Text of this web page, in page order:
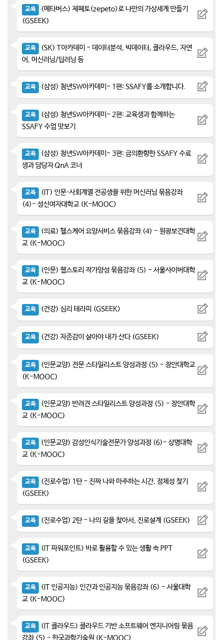
교육
(메타버스) 제페토(zepeto)로 나만의 가상세계 만들기
(GSEEK)
교육
(SK) T아카데미 - 데이터분석, 빅데이터, 클라우드, 자연
어, 머신러닝/딥러닝 등
교육 (삼성) 청년SW아카데미- 1편: SSAFY를 소개합니다.
교육
(삼성) 청년SW아카데미- 2편: 교육생과 함께하는
SSAFY 수업 맛보기
교육
(삼성) 청년SW아카데미- 3편: 금의환향한 SSAFY 수료
생과 담당자 QnA 코너
교육
(IT) 인문·사회계열 전공생을 위한 머신러닝 묶음강좌
(4)- 성신여자대학교 (K-MOOC)
교육
(의료) 헬스케어 요양서비스 묶음강좌 (4) - 원광보건대학
교 (K-MOOC)
교육
(인문) 웹스토리 작가양성 묶음강좌 (5) - 서울사이버대학
교 (K-MOOC)
교육 (건강) 심리 테라피 (GSEEK)
교육 (건강) 자존감이 살아야 내가 산다 (GSEEK)
교육
(인문교양) 전문 스타일리스트 양성과정 (5) - 장안대학교
(K-MOOC)
교육
(인문교양) 반려견 스타일리스트 양성과정 (5) - 장안대학
교 (K-MOOC)
교육
(인문교양) 감성인식기술전문가 양성과정 (6)- 상명대학
교 (K-MOOC)
교육
(진로수업) 1탄 - 진짜 나와 마주하는 시간, 정체성 찾기
(GSEEK)
교육 (진로수업) 2탄 - 나의 길을 찾아서, 진로설계 (GSEEK)
교육
(IT 파워포인트) 바로 활용할 수 있는 생활 속 PPT
(GSEEK)
교육
(IT 인공지능) 인간과 인공지능 묶음강좌 (6) - 서울대학
교 (K-MOOC)
교육
(IT 클라우드) 클라우드 기반 소프트웨어 엔지니어링 묶음
강좌 (5) - 한국과학기술원 (K-MOOC)